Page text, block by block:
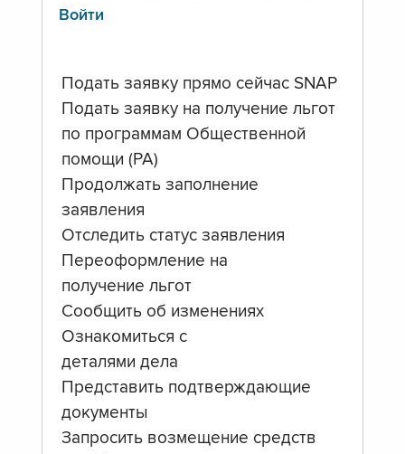
Войти
Подать заявку прямо сейчас SNAP
Подать заявку на получение льгот
по программам Общественной
помощи (PA)
Продолжать заполнение
заявления
Отследить статус заявления
Переоформление на
получение льгот
Сообщить об изменениях
Ознакомиться с
деталями дела
Представить подтверждающие
документы
Запросить возмещение средств